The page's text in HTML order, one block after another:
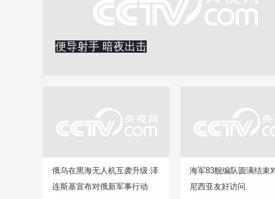
便导射手 暗夜出击
俄乌在黑海无人机互袭升级 泽
连斯基宣布对俄新军事行动
海军83舰编队圆满结束
尼西亚友好访问